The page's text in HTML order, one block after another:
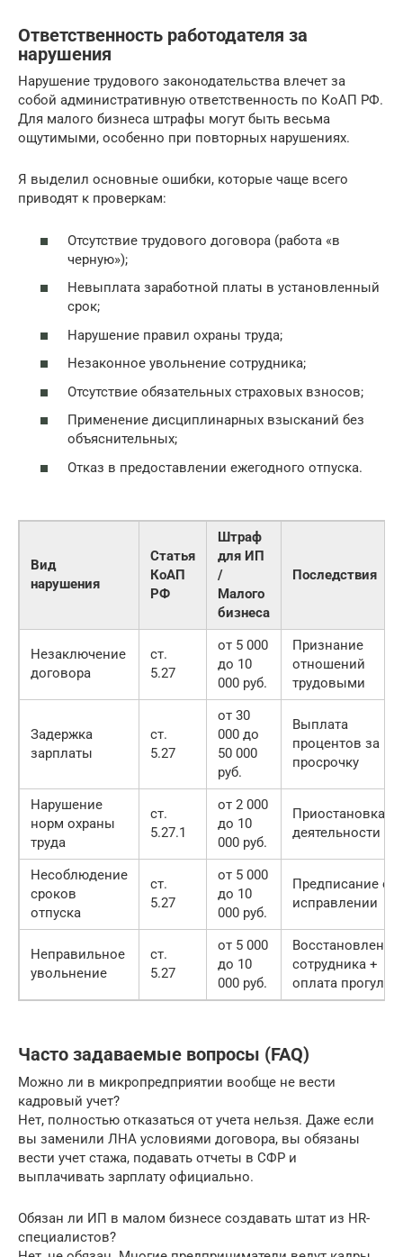
Ответственность работодателя за
нарушения
Нарушение трудового законодательства влечет за
собой административную ответственность по КоАП РФ.
Для малого бизнеса штрафы могут быть весьма
ощутимыми, особенно при повторных нарушениях.
Я выделил основные ошибки, которые чаще всего
приводят к проверкам:
Отсутствие трудового договора (работа «в
черную»);
Невыплата заработной платы в установленный
срок;
Нарушение правил охраны труда;
Незаконное увольнение сотрудника;
Отсутствие обязательных страховых взносов;
Применение дисциплинарных взысканий без
объяснительных;
Отказ в предоставлении ежегодного отпуска.
Вид
нарушения
Статья
КоАП
РФ
Штраф
для ИП
/
Малого
бизнеса
Последствия
Незаключение
договора
ст.
5.27
от 5 000
до 10
000 руб.
Признание
отношений
трудовыми
Задержка
зарплаты
ст.
5.27
от 30
000 до
50 000
руб.
Выплата
процентов за
просрочку
Нарушение
норм охраны
труда
ст.
5.27.1
от 2 000
до 10
000 руб.
Приостановка
деятельности
Несоблюдение
сроков
отпуска
ст.
5.27
от 5 000
до 10
000 руб.
Предписание об
исправлении
Неправильное
увольнение
ст.
5.27
от 5 000
до 10
000 руб.
Восстановление
сотрудника +
оплата прогула
Часто задаваемые вопросы (FAQ)
Можно ли в микропредприятии вообще не вести
кадровый учет?
Нет, полностью отказаться от учета нельзя. Даже если
вы заменили ЛНА условиями договора, вы обязаны
вести учет стажа, подавать отчеты в СФР и
выплачивать зарплату официально.
Обязан ли ИП в малом бизнесе создавать штат из HR-
специалистов?